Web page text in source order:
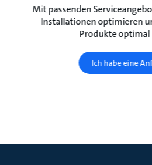
Mit passenden
Installationen optimieren
Produkte
Ich habe eine